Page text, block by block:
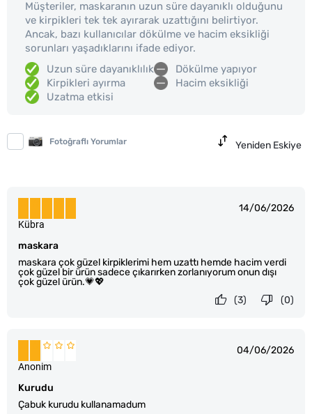
Müşteriler, maskaranın uzun süre dayanıklı olduğunu
ve kirpikleri tek tek ayırarak uzattığını belirtiyor.
Ancak, bazı kullanıcılar dökülme ve hacim eksikliği
sorunları yaşadıklarını ifade ediyor.
Uzun süre dayanıklılık
Kirpikleri ayırma
Uzatma etkisi
Dökülme yapıyor
Hacim eksikliği
Fotoğraflı Yorumlar Yeniden Eskiye
14/06/2026
maskara
maskara çok güzel kirpiklerimi hem uzattı hemde hacim verdi
çok güzel bir ürün sadece çıkarırken zorlanıyorum onun dışı
çok güzel ürün.💗💖
Kübra
(0)
(3)
04/06/2026
Kurudu
Çabuk kurudu kullanamadum
Anonim